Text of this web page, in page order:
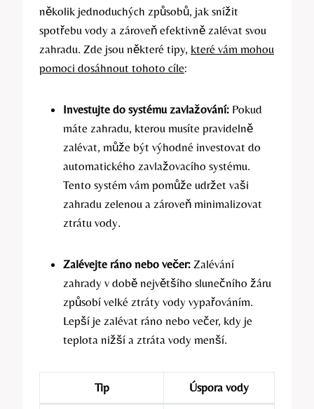
několik jednoduchých způsobů, jak snížit
spotřebu vody a zároveň efektivně zalévat svou
zahradu. Zde jsou některé tipy, které vám mohou
pomoci dosáhnout tohoto cíle:
Investujte do systému zavlažování: Pokud
máte zahradu, kterou musíte pravidelně
zalévat, může být výhodné investovat do
automatického zavlažovacího systému.
Tento systém vám pomůže udržet vaši
zahradu zelenou a zároveň minimalizovat
ztrátu vody.
Zalévejte ráno nebo večer: Zalévání
zahrady v době největšího slunečního žáru
způsobí velké ztráty vody vypařováním.
Lepší je zalévat ráno nebo večer, kdy je
teplota nižší a ztráta vody menší.
Tip Úspora vody